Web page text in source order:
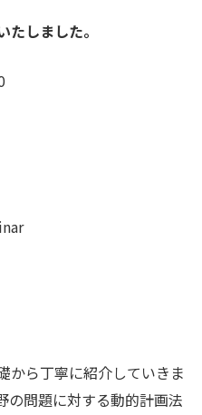
しました。
から丁寧に紹介していきま
の問題に対する動的計画法